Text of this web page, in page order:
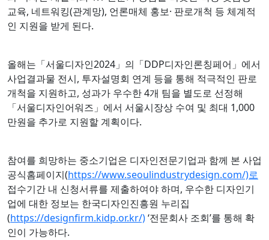
교육, 네트워킹(관계망), 언론매체 홍보· 판로개척 등 체계적
인 지원을 받게 된다.
올해는「서울디자인2024」의「DDP디자인론칭페어」에서
사업결과물 전시, 투자설명회 연계 등을 통해 적극적인 판로
개척을 지원하고, 성과가 우수한 4개 팀을 별도로 선정해
「서울디자인어워즈」에서 서울시장상 수여 및 최대 1,000
만원을 추가로 지원할 계획이다.
참여를 희망하는 중소기업은 디자인전문기업과 함께 본 사업
공식홈페이지(https://www.seoulindustrydesign.com/)로
접수기간 내 신청서류를 제출하여야 하며, 우수한 디자인기
업에 대한 정보는 한국디자인진흥원 누리집
(https://designfirm.kidp.or.kr/)‘전문회사 조회’를 통해 확
인이 가능하다.